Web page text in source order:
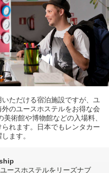
ただける宿泊施設ですが、ユ
のユースホステルをお得な会
術館や博物館などの入場料、
れます。日本でもレンタカー
ます。
ースホステルをリーズナブ